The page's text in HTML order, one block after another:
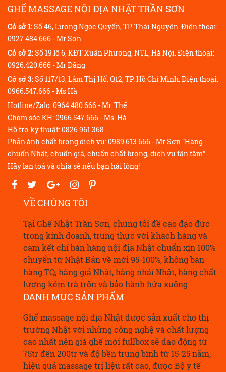
GHẾ MASSAGE NỘI ĐỊA NHẬT TRẦN SƠN
Cở sở 1:Số 46, Lương Ngọc Quyến, TP. Thái Nguyên. Điện thoại:
0927.484.666 - Mr Sơn
Cở sở 2:Số 19 lô 6, KĐT Xuân Phương, NTL, Hà Nội. Điện thoại:
0926.420.666 - Mr Đăng
Cở sở 3:Số 117/13, Lâm Thị Hố, Q12, TP. Hồ Chí Minh. Điện thoại:
0966.547.666 - Ms Hà
Hotline/Zalo: 0964.480.666 - Mr. Thế
Chăm sóc KH: 0966.547.666 - Ms. Hà
Hỗ trợ kỹ thuật: 0826.961.368
Phản ánh chất lượng dịch vụ: 0989.613.666 - Mr Sơn "Hàng
chuẩn Nhật, chuẩn giá, chuẩn chất lượng, dịch vụ tận tâm"
Hãy lan toả và chia sẻ nếu bạn hài lòng!
VỀ CHÚNG TÔI
Tại Ghế Nhật Trần Sơn, chúng tôi đề cao đạo đức
trong kinh doanh, trung thực với khách hàng và
cam kết chỉ bán hàng nội địa Nhật chuẩn xịn 100%
chuyển từ Nhật Bản về mới 95-100%, không bán
hàng TQ, hàng giả Nhật, hàng nhái Nhật, hàng chất
lượng kém trà trộn và bảo hành hứa xuông
DANH MỤC SẢN PHẨM
Ghế massage nội địa Nhật được sản xuất cho thị
trường Nhật với những công nghệ và chất lượng
cao nhất nên giá ghế mới fullbox sẽ dao động từ
75tr đến 200tr và độ bền trung bình từ 15-25 năm,
hiệu quả massage trị liệu rất cao, được Bộ y tế